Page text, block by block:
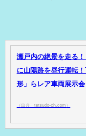
瀬戸内の絶景を走る
に山陽路を昼行運転
形」らレア車両展示
（出典：tetsudo-ch.com）